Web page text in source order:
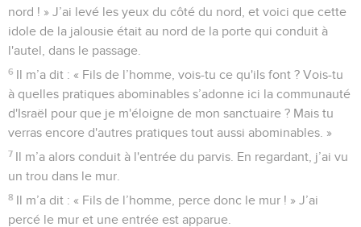
nord ! » J’ai levé les yeux du côté du nord, et voici que cette
idole de la jalousie était au nord de la porte qui conduit à
l'autel, dans le passage.
6 Il m’a dit : « Fils de l’homme, vois-tu ce qu'ils font ? Vois-tu
à quelles pratiques abominables s’adonne ici la communauté
d'Israël pour que je m'éloigne de mon sanctuaire ? Mais tu
verras encore d'autres pratiques tout aussi abominables. »
7 Il m’a alors conduit à l'entrée du parvis. En regardant, j’ai vu
un trou dans le mur.
8 Il m’a dit : « Fils de l’homme, perce donc le mur ! » J’ai
percé le mur et une entrée est apparue.